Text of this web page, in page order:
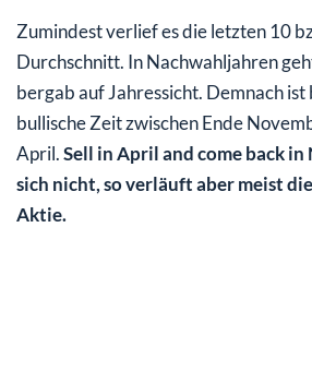
Zumindest verlief es die letzten 10
Durchschnitt. In Nachwahljahren
bergab auf Jahressicht. Demnach
bullische Zeit zwischen Ende
April.Sell in April and come back in
sich nicht, so verläuft aber meist
Aktie.